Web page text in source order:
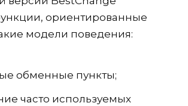
ориентированные
модели поведения:
обменные пункты;
часто используемых